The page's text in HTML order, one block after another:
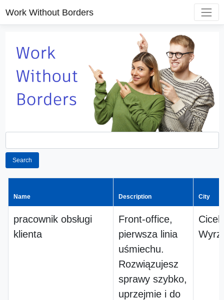
Work Without Borders
Search
Name Description City
pracownik obsługi
klienta
Front-office,
pierwsza linia
uśmiechu.
Rozwiązujesz
sprawy szybko,
uprzejmie i do